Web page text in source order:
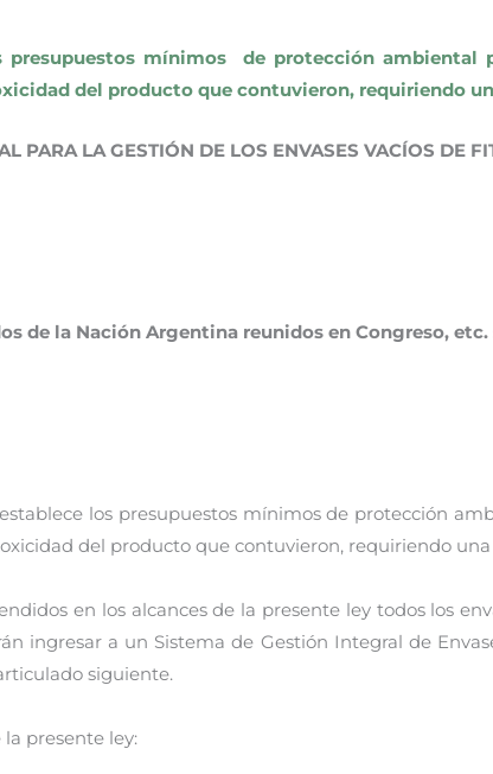
presupuestos mínimos de protección ambiental
del producto que contuvieron, requiriendo
PARA LA GESTIÓN DE LOS ENVASES VACÍOS DE
de la Nación Argentina reunidos en Congreso,
los presupuestos mínimos de protección
del producto que contuvieron, requiriendo
en los alcances de la presente ley todos los
ingresar a un Sistema de Gestión Integral de
siguiente.
la presente ley: